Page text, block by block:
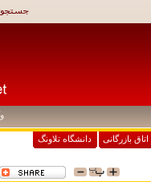
وکیوم 6 عددی
بازرگانی دانشگاه تلاونگ